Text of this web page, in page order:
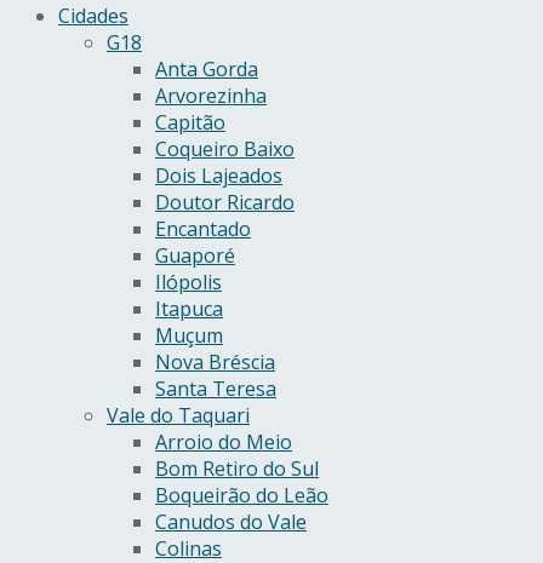
Cidades
G18
Anta Gorda
Arvorezinha
Capitão
Coqueiro Baixo
Dois Lajeados
Doutor Ricardo
Encantado
Guaporé
Ilópolis
Itapuca
Muçum
Nova Bréscia
Santa Teresa
Vale do Taquari
Arroio do Meio
Bom Retiro do Sul
Boqueirão do Leão
Canudos do Vale
Colinas